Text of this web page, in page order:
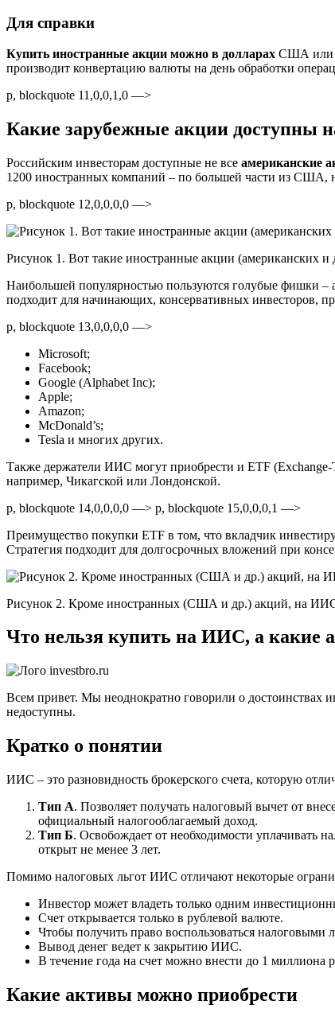
Для справки
Купить иностранные акции можно в долларах США или
производит конвертацию валюты на день обработки
p, blockquote 11,0,0,1,0 —>
Какие зарубежные акции доступны
Российским инвесторам доступные не все американские
1200 иностранных компаний – по большей части из США,
p, blockquote 12,0,0,0,0 —>
Рисунок 1. Вот такие иностранные акции (американских
Наибольшей популярностью пользуются голубые фишки
подходит для начинающих, консервативных инвесторов,
p, blockquote 13,0,0,0,0 —>
Microsoft;
Facebook;
Google (Alphabet Inc);
Apple;
Amazon;
McDonald’s;
Tesla и многих других.
Также держатели ИИС могут приобрести и ETF
например, Чикагской или Лондонской.
p, blockquote 14,0,0,0,0 —> p, blockquote 15,0,0,0,1 —>
Преимущество покупки ETF в том, что вкладчик
Стратегия подходит для долгосрочных вложений при
Рисунок 2. Кроме иностранных (США и др.) акций, на
Что нельзя купить на ИИС, а какие
Всем привет. Мы неоднократно говорили о достоинствах
недоступны.
Кратко о понятии
ИИС – это разновидность брокерского счета, которую
Тип А. Позволяет получать налоговый вычет от
официальный налогооблагаемый доход.
Тип Б. Освобождает от необходимости уплачивать
открыт не менее 3 лет.
Помимо налоговых льгот ИИС отличают некоторые
Инвестор может владеть только одним
Счет открывается только в рублевой валюте.
Чтобы получить право воспользоваться налоговыми
Вывод денег ведет к закрытию ИИС.
В течение года на счет можно внести до 1 миллиона
Какие активы можно приобрести